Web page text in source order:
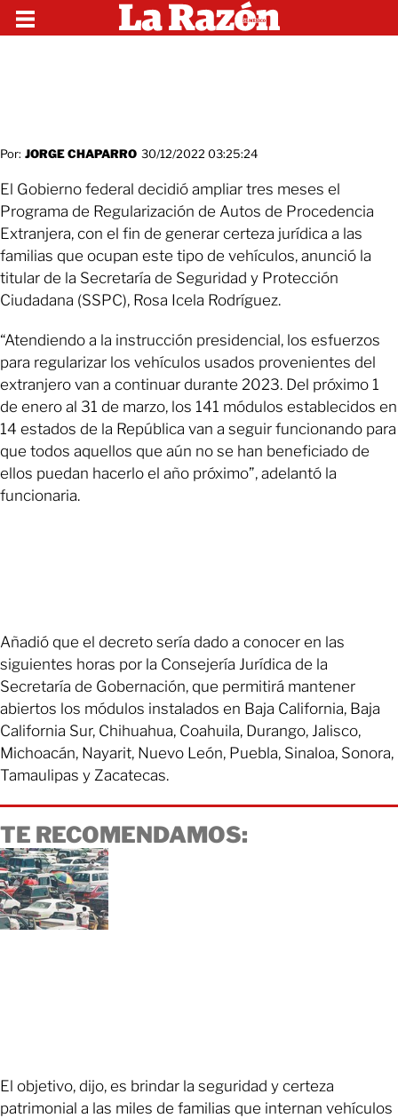
Por: JORGE CHAPARRO 30/12/2022 03:25:24
El Gobierno federal decidió ampliar tres meses el
Programa de Regularización de Autos de Procedencia
Extranjera, con el fin de generar certeza jurídica a las
familias que ocupan este tipo de vehículos, anunció la
titular de la Secretaría de Seguridad y Protección
Ciudadana (SSPC), Rosa Icela Rodríguez.
“Atendiendo a la instrucción presidencial, los esfuerzos
para regularizar los vehículos usados provenientes del
extranjero van a continuar durante 2023. Del próximo 1
de enero al 31 de marzo, los 141 módulos establecidos en
14 estados de la República van a seguir funcionando para
que todos aquellos que aún no se han beneficiado de
ellos puedan hacerlo el año próximo”, adelantó la
funcionaria.
Añadió que el decreto sería dado a conocer en las
siguientes horas por la Consejería Jurídica de la
Secretaría de Gobernación, que permitirá mantener
abiertos los módulos instalados en Baja California, Baja
California Sur, Chihuahua, Coahuila, Durango, Jalisco,
Michoacán, Nayarit, Nuevo León, Puebla, Sinaloa, Sonora,
Tamaulipas y Zacatecas.
TE RECOMENDAMOS:
El objetivo, dijo, es brindar la seguridad y certeza
patrimonial a las miles de familias que internan vehículos